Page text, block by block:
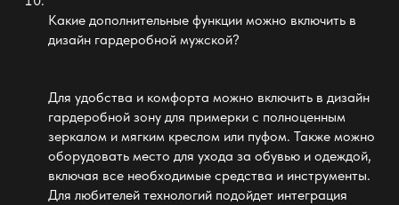
Какие дополнительные функции можно включить в
дизайн гардеробной мужской?
Для удобства и комфорта можно включить в дизайн
гардеробнойзону для примерки с полноценным
зеркалом и мягким креслом или пуфом. Также можно
оборудовать место для ухода за обувью и одеждой,
включая все необходимые средства и инструменты.
Для любителей технологий подойдет интеграция